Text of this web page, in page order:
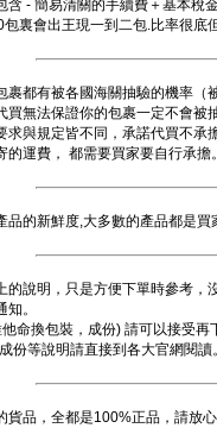
含 - 簡易清關的手續費＋基本稅
裏會出王現一到二包.比率很底
裹都有被各國海關抽驗的機率（
買無法保證你的包裹一定不會被
求與規定皆不同，承諾代買不承
的運費， 都需要買家要自行承擔
品的新鮮度,大多數的產品都是
的說明，只是方便下單時參考，
知。
命換包裝，成份) 請可以接受再
份等說明請直接到各大官網閱讀
貨品，全都是100%正品，請放